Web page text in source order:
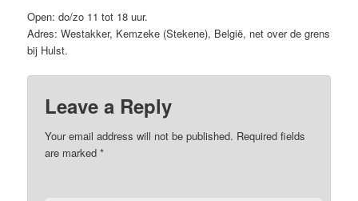
Open: do/zo 11 tot 18 uur.
Adres: Westakker, Kemzeke (Stekene), België, net over de grens
bij Hulst.
Leave a Reply
Your email address will not be published. Required fields
are marked*